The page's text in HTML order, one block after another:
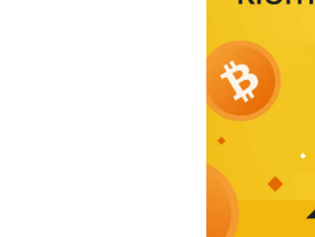
tế còn
thời
thêm
động
Link)
2.
chăn